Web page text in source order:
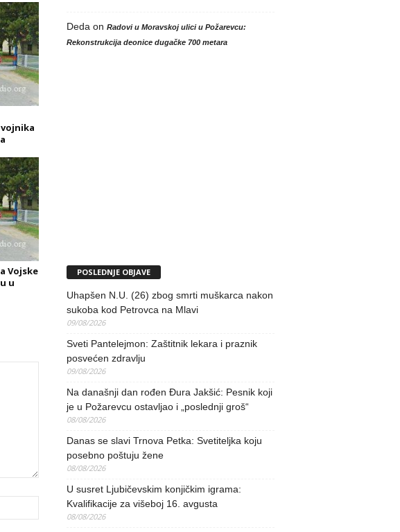
Vojske
u
Deda on Radovi u Moravskoj ulici u Požarevcu:
Rekonstrukcija deonice dugačke 700 metara
POSLEDNJE OBJAVE
Uhapšen N.U. (26) zbog smrti muškarca nakon
sukoba kod Petrovca na Mlavi
09/08/2026
Sveti Pantelejmon: Zaštitnik lekara i praznik
posvećen zdravlju
09/08/2026
Na današnji dan rođen Đura Jakšić: Pesnik koji
je u Požarevcu ostavljao i „poslednji groš“
08/08/2026
Danas se slavi Trnova Petka: Svetiteljka koju
posebno poštuju žene
08/08/2026
U susret Ljubičevskim konjičkim igrama:
Kvalifikacije za višeboj 16. avgusta
08/08/2026